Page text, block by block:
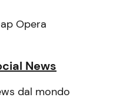
Opera
News
dal mondo